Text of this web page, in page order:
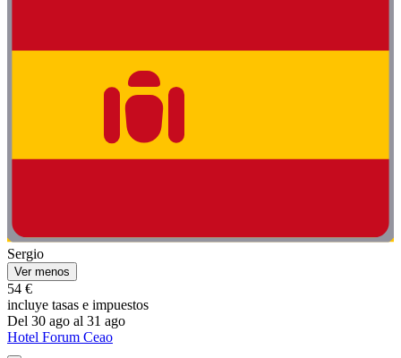
Sergio
Ver menos
54 €
incluye tasas e impuestos
Del 30 ago al 31 ago
Hotel Forum Ceao